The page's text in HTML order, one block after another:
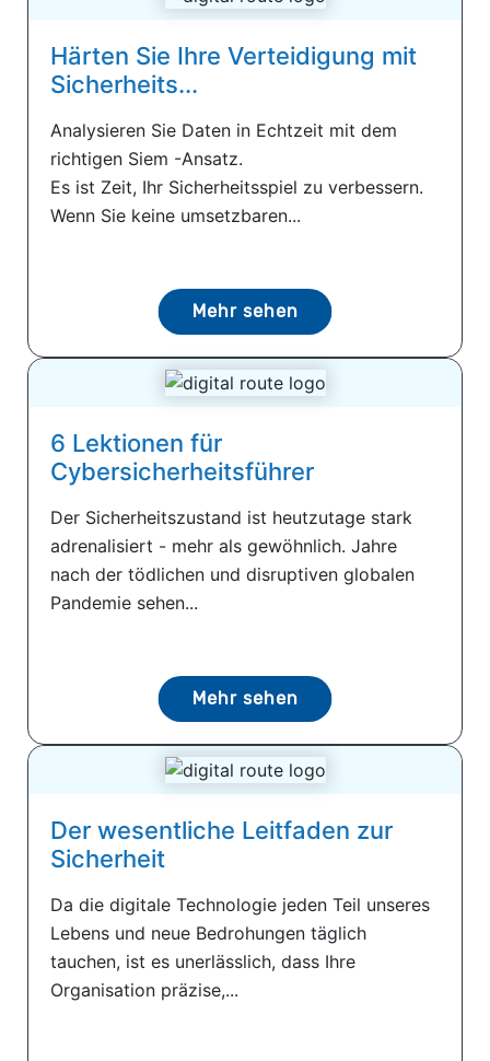
Härten Sie Ihre Verteidigung mit
Sicherheits...
Analysieren Sie Daten in Echtzeit mit dem
richtigen Siem -Ansatz.
Es ist Zeit, Ihr Sicherheitsspiel zu verbessern.
Wenn Sie keine umsetzbaren...
Mehr sehen
6 Lektionen für
Cybersicherheitsführer
Der Sicherheitszustand ist heutzutage stark
adrenalisiert - mehr als gewöhnlich. Jahre
nach der tödlichen und disruptiven globalen
Pandemie sehen...
Mehr sehen
Der wesentliche Leitfaden zur
Sicherheit
Da die digitale Technologie jeden Teil unseres
Lebens und neue Bedrohungen täglich
tauchen, ist es unerlässlich, dass Ihre
Organisation präzise,...